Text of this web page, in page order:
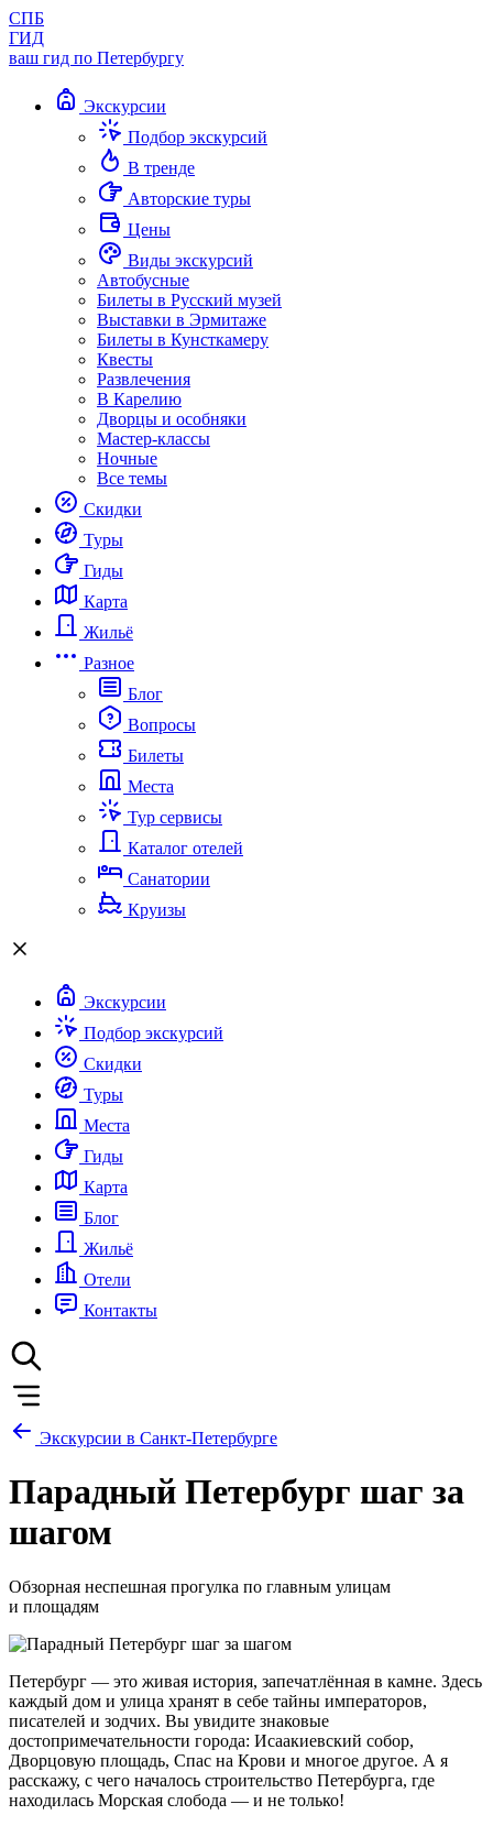
СПБ
ГИД
ваш гид по Петербургу
Экскурсии
Подбор экскурсий
В тренде
Авторские туры
Цены
Виды экскурсий
Автобусные
Билеты в Русский музей
Выставки в Эрмитаже
Билеты в Кунсткамеру
Квесты
Развлечения
В Карелию
Дворцы и особняки
Мастер-классы
Ночные
Все темы
Скидки
Туры
Гиды
Карта
Жильё
Разное
Блог
Вопросы
Билеты
Места
Тур сервисы
Каталог отелей
Санатории
Круизы
Экскурсии
Подбор экскурсий
Скидки
Туры
Места
Гиды
Карта
Блог
Жильё
Отели
Контакты
Экскурсии в Санкт-Петербурге
Парадный Петербург шаг за
шагом
Обзорная неспешная прогулка по главным улицам
и площадям
Петербург — это живая история, запечатлённая в камне. Здесь
каждый дом и улица хранят в себе тайны императоров,
писателей и зодчих. Вы увидите знаковые
достопримечательности города: Исаакиевский собор,
Дворцовую площадь, Спас на Крови и многое другое. А я
расскажу, с чего началось строительство Петербурга, где
находилась Морская слобода — и не только!